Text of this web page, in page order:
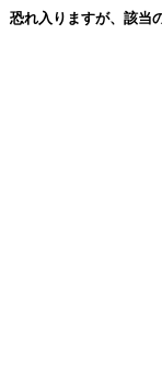
恐れ入りますが、該当